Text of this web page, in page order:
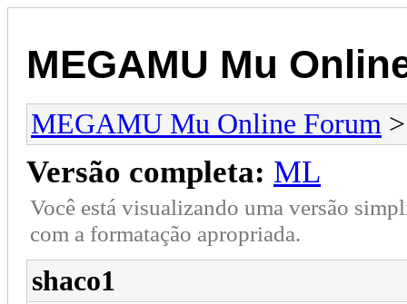
MEGAMU Mu
MEGAMU Mu Online Forum
Versão completa: ML
Você está visualizando uma versão
com a formatação apropriada.
shaco1